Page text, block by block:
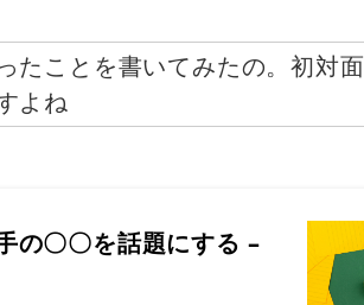
たことを書いてみたの。初対面
よね
〇〇を話題にする –